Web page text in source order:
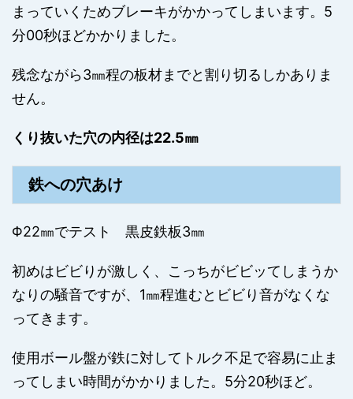
まっていくためブレーキがかかってしまいます。5
分00秒ほどかかりました。
残念ながら3㎜程の板材までと割り切るしかありま
せん。
くり抜いた穴の内径は22.5㎜
鉄への穴あけ
Φ22㎜でテスト 黒皮鉄板3㎜
初めはビビりが激しく、こっちがビビッてしまうか
なりの騒音ですが、1㎜程進むとビビり音がなくな
ってきます。
使用ボール盤が鉄に対してトルク不足で容易に止ま
ってしまい時間がかかりました。5分20秒ほど。